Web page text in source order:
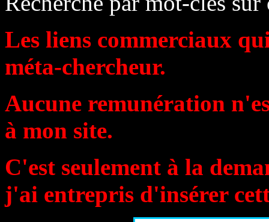
Les liens commerciaux
méta-chercheur.
Aucune remunération
à mon site.
C'est seulement à la
j'ai entrepris d'insérer